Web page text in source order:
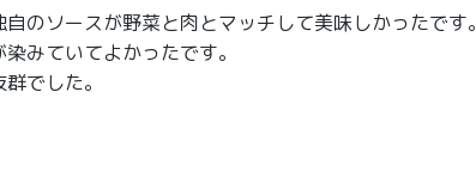
のソースが野菜と肉とマッチして美味しかったです。
みていてよかったです。
でした。